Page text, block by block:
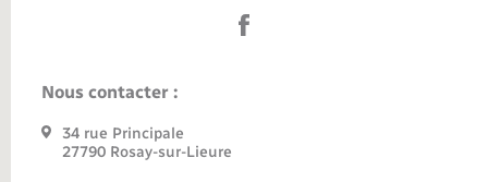
Nous contacter :
34 rue Principale
27790 Rosay-sur-Lieure